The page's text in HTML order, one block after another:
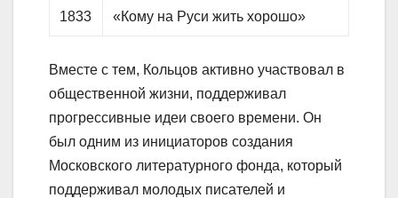
1833 «Кому на Руси жить хорошо»
Вместе с тем, Кольцов активно участвовал в
общественной жизни, поддерживал
прогрессивные идеи своего времени. Он
был одним из инициаторов создания
Московского литературного фонда, который
поддерживал молодых писателей и